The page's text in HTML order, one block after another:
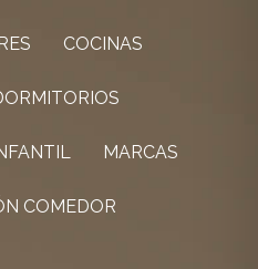
COCINAS
MARCAS
COMEDOR